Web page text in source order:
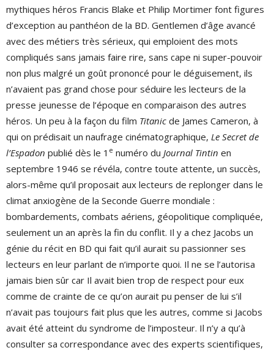
mythiques héros Francis Blake et Philip Mortimer font figures
d’exception au panthéon de la BD. Gentlemen d’âge avancé
avec des métiers très sérieux, qui emploient des mots
compliqués sans jamais faire rire, sans cape ni super-pouvoir
non plus malgré un goût prononcé pour le déguisement, ils
n’avaient pas grand chose pour séduire les lecteurs de la
presse jeunesse de l’époque en comparaison des autres
héros. Un peu à la façon du film Titanic de James Cameron, à
qui on prédisait un naufrage cinématographique, Le Secret de
l’Espadon publié dès le 1 e numéro du Journal Tintin en
septembre 1946 se révéla, contre toute attente, un succès,
alors-même qu’il proposait aux lecteurs de replonger dans le
climat anxiogène de la Seconde Guerre mondiale :
bombardements, combats aériens, géopolitique compliquée,
seulement un an après la fin du conflit. Il y a chez Jacobs un
génie du récit en BD qui fait qu’il aurait su passionner ses
lecteurs en leur parlant de n’importe quoi. Il ne se l’autorisa
jamais bien sûr car Il avait bien trop de respect pour eux
comme de crainte de ce qu’on aurait pu penser de lui s’il
n’avait pas toujours fait plus que les autres, comme si Jacobs
avait été atteint du syndrome de l’imposteur. Il n’y a qu’à
consulter sa correspondance avec des experts scientifiques,